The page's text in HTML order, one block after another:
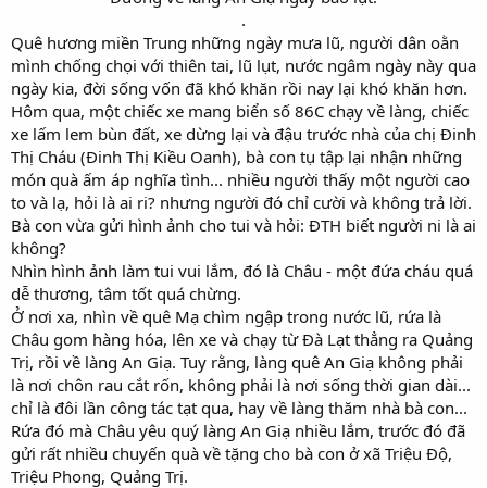
.​
Quê hương miền Trung những ngày mưa lũ, người dân oằn
mình chống chọi với thiên tai, lũ lụt, nước ngâm ngày này qua
ngày kia, đời sống vốn đã khó khăn rồi nay lại khó khăn hơn.
Hôm qua, một chiếc xe mang biển số 86C chạy về làng, chiếc
xe lấm lem bùn đất, xe dừng lại và đậu trước nhà của chị Đinh
Thị Cháu (Đinh Thị Kiều Oanh), bà con tụ tập lại nhận những
món quà ấm áp nghĩa tình... nhiều người thấy một người cao
to và lạ, hỏi là ai ri? nhưng người đó chỉ cười và không trả lời.
Bà con vừa gửi hình ảnh cho tui và hỏi: ĐTH biết người ni là ai
không?
Nhìn hình ảnh làm tui vui lắm, đó là Châu - một đứa cháu quá
dễ thương, tâm tốt quá chừng.
Ở nơi xa, nhìn về quê Mạ chìm ngập trong nước lũ, rứa là
Châu gom hàng hóa, lên xe và chạy từ Đà Lạt thẳng ra Quảng
Trị, rồi về làng An Giạ. Tuy rằng, làng quê An Giạ không phải
là nơi chôn rau cắt rốn, không phải là nơi sống thời gian dài...
chỉ là đôi lần công tác tạt qua, hay về làng thăm nhà bà con...
Rứa đó mà Châu yêu quý làng An Giạ nhiều lắm, trước đó đã
gửi rất nhiều chuyến quà về tặng cho bà con ở xã Triệu Độ,
Triệu Phong, Quảng Trị.